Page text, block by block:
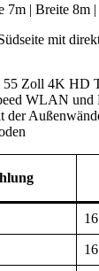
7m | Breite 8m
mit
55 Zoll 4K HD
WLAN und
16
16